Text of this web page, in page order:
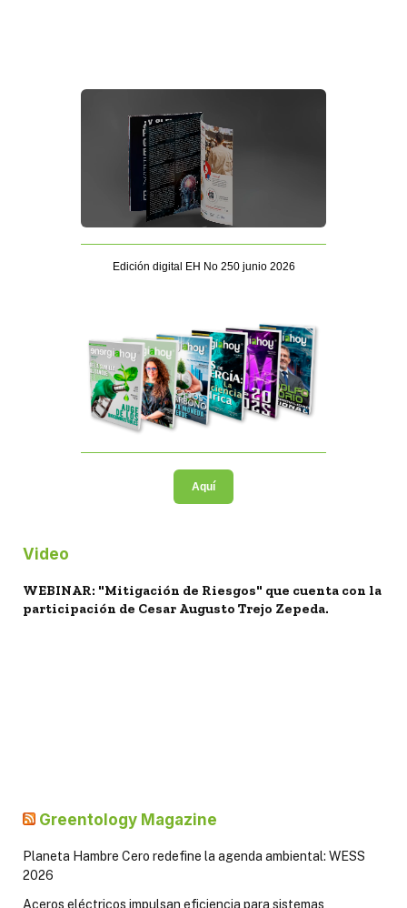
Edición digital EH No 250 junio 2026
Aquí
Video
WEBINAR: "Mitigación de Riesgos" que cuenta con la
participación de Cesar Augusto Trejo Zepeda.
Greentology Magazine
Planeta Hambre Cero redefine la agenda ambiental: WESS
2026
Aceros eléctricos impulsan eficiencia para sistemas